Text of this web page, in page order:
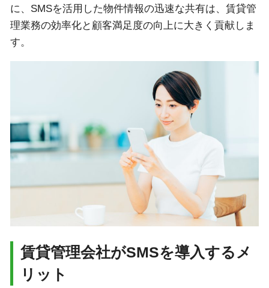
に、SMSを活用した物件情報の迅速な共有は、賃貸管
理業務の効率化と顧客満足度の向上に大きく貢献しま
す。
賃貸管理会社がSMSを導入するメ
リット